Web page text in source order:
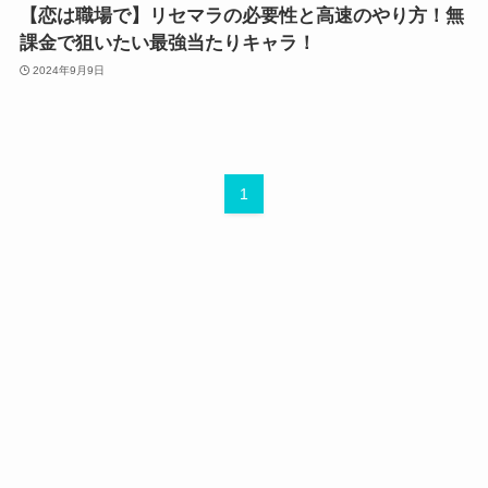
【恋は職場で】リセマラの必要性と高速のやり方！無
課金で狙いたい最強当たりキャラ！
2024年9月9日
1